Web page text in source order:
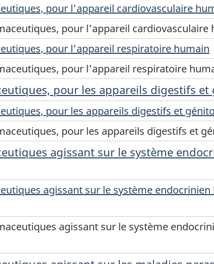
pour l'appareil cardiovasculaire
pour l'appareil cardiovasculaire
pour l'appareil respiratoire humain
pour l'appareil respiratoire
pour les appareils digestifs
pour les appareils digestifs et
pour les appareils digestifs et
agissant sur le système
agissant sur le système
agissant sur le système